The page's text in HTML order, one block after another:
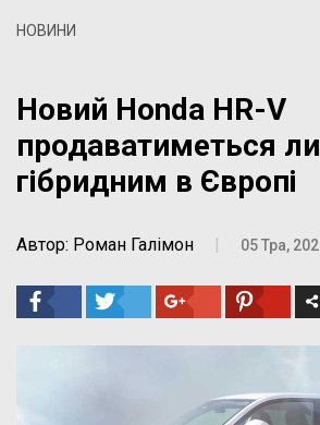
НОВИНИ
Новий Honda HR-V
продаватиметься
гібридним в Європі
Автор: Роман Галімон 05 Тра,